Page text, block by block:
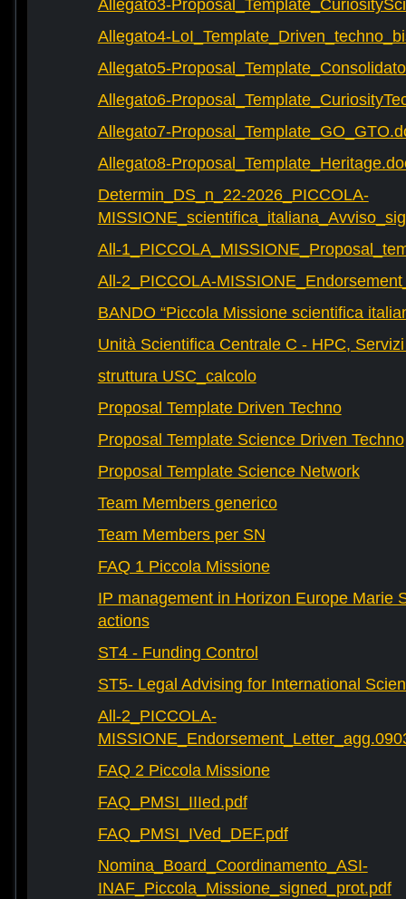
Allegato3-
Allegato4-
Allegato5-
Allegato6-
Allegato7-
Allegato8-
Determin_DS_n_22-2026_PICCOLA-
All-
All-2_PICCOLA-
BANDO “Piccola Missione scientifica
Unità Scientifica Centrale C - HPC,
struttura USC_calcolo
Proposal Template Driven Techno
Proposal Template Science Driven Techno
Proposal Template Science Network
Team Members generico
Team Members per SN
FAQ 1 Piccola Missione
IP management in Horizon Europe Marie
actions
ST4 - Funding Control
ST5- Legal Advising for International
All-2_PICCOLA-
FAQ 2 Piccola Missione
FAQ_PMSI_IIIed.pdf
FAQ_PMSI_IVed_DEF.pdf
Nomina_Board_Coordinamento_ASI-
INAF_Piccola_Missione_signed_prot.pdf